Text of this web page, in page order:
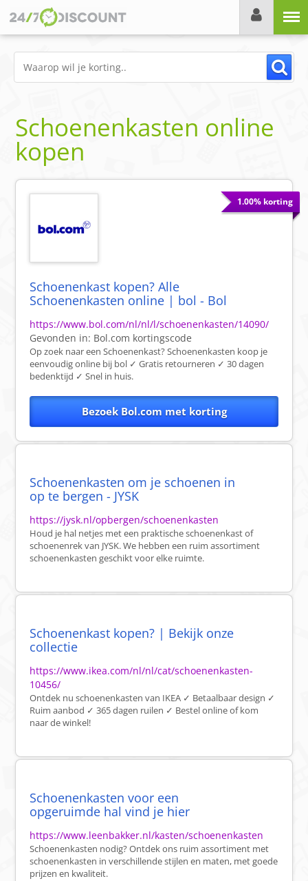
Schoenenkasten online
kopen
1.00% korting
Schoenenkast kopen? Alle
Schoenenkasten online | bol - Bol
https://www.bol.com/nl/nl/l/schoenenkasten/14090/
Gevonden in: Bol.com kortingscode
Op zoek naar een Schoenenkast? Schoenenkasten koop je
eenvoudig online bij bol ✓ Gratis retourneren ✓ 30 dagen
bedenktijd ✓ Snel in huis.
Bezoek Bol.com met korting
Schoenenkasten om je schoenen in
op te bergen - JYSK
https://jysk.nl/opbergen/schoenenkasten
Houd je hal netjes met een praktische schoenenkast of
schoenenrek van JYSK. We hebben een ruim assortiment
schoenenkasten geschikt voor elke ruimte.
Schoenenkast kopen? | Bekijk onze
collectie
https://www.ikea.com/nl/nl/cat/schoenenkasten-
10456/
Ontdek nu schoenenkasten van IKEA ✓ Betaalbaar design ✓
Ruim aanbod ✓ 365 dagen ruilen ✓ Bestel online of kom
naar de winkel!
Schoenenkasten voor een
opgeruimde hal vind je hier
https://www.leenbakker.nl/kasten/schoenenkasten
Schoenenkasten nodig? Ontdek ons ruim assortiment met
schoenenkasten in verschillende stijlen en maten, met goede
prijzen en kwaliteit.